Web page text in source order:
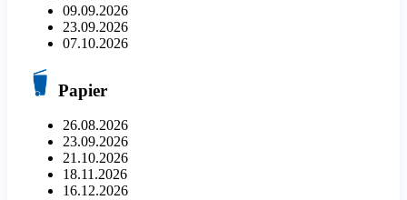
09.09.2026
23.09.2026
07.10.2026
Papier
26.08.2026
23.09.2026
21.10.2026
18.11.2026
16.12.2026